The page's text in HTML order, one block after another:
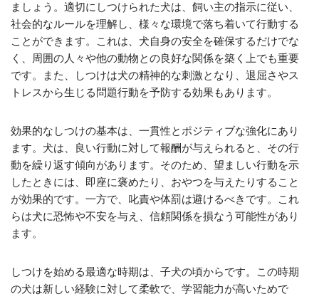
ましょう。適切にしつけられた犬は、飼い主の指示に従い、
社会的なルールを理解し、様々な環境で落ち着いて行動する
ことができます。これは、犬自身の安全を確保するだけでな
く、周囲の人々や他の動物との良好な関係を築く上でも重要
です。また、しつけは犬の精神的な刺激となり、退屈さやス
トレスから生じる問題行動を予防する効果もあります。
効果的なしつけの基本は、一貫性とポジティブな強化にあり
ます。犬は、良い行動に対して報酬が与えられると、その行
動を繰り返す傾向があります。そのため、望ましい行動を示
したときには、即座に褒めたり、おやつを与えたりすること
が効果的です。一方で、叱責や体罰は避けるべきです。これ
らは犬に恐怖や不安を与え、信頼関係を損なう可能性があり
ます。
しつけを始める最適な時期は、子犬の頃からです。この時期
の犬は新しい経験に対して柔軟で、学習能力が高いためで